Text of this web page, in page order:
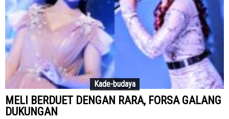
Kade-budaya
MELI BERDUET DENGAN RARA, FORSA GALANG
DUKUNGAN